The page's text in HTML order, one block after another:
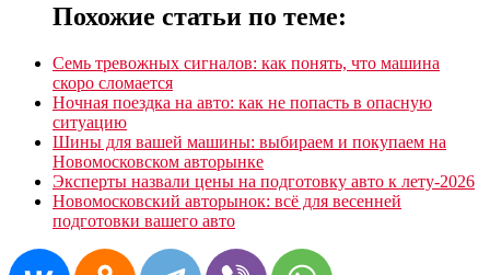
Похожие статьи по теме:
Семь тревожных сигналов: как понять, что машина
скоро сломается
Ночная поездка на авто: как не попасть в опасную
ситуацию
Шины для вашей машины: выбираем и покупаем на
Новомосковском авторынке
Эксперты назвали цены на подготовку авто к лету-2026
Новомосковский авторынок: всё для весенней
подготовки вашего авто